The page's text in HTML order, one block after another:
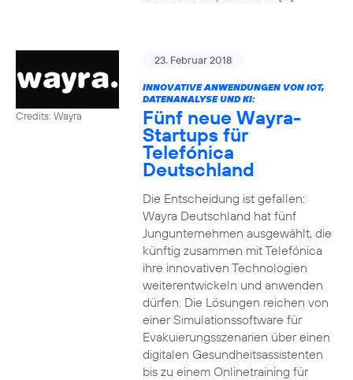
Credits: Wayra
23. Februar 2018
INNOVATIVE ANWENDUNGEN VON IOT,
DATENANALYSE UND KI:
Fünf neue Wayra-
Startups für
Telefónica
Deutschland
Die Entscheidung ist gefallen:
Wayra Deutschland hat fünf
Jungunternehmen ausgewählt, die
künftig zusammen mit Telefónica
ihre innovativen Technologien
weiterentwickeln und anwenden
dürfen. Die Lösungen reichen von
einer Simulationssoftware für
Evakuierungsszenarien über einen
digitalen Gesundheitsassistenten
bis zu einem Onlinetraining für